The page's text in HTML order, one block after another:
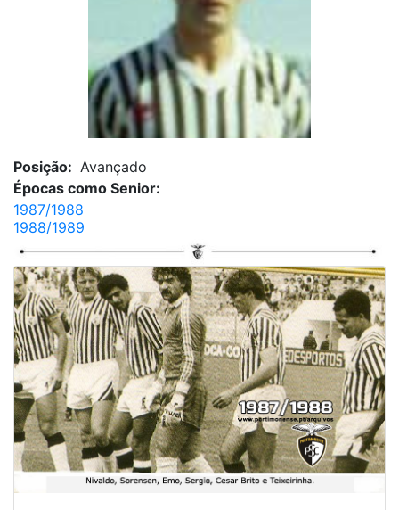
Posição: Avançado
Épocas como Senior:
1987/1988
1988/1989